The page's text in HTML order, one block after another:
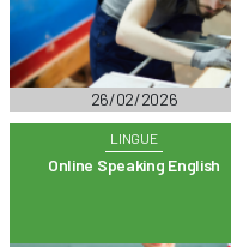
26/02/2026
LINGUE
Online Speaking English